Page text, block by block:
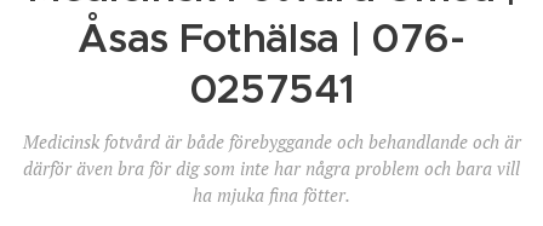
Åsas Fothälsa | 076-
0257541
Medicinsk fotvård är både förebyggande och behandlande och är
därför även bra för dig som inte har några problem och bara vill
ha mjuka fina fötter.